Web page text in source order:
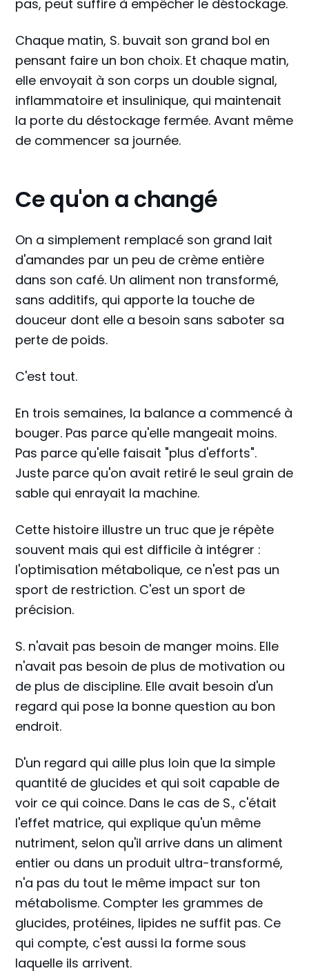
pas, peut suffire à empêcher le déstockage.
Chaque matin, S. buvait son grand bol en
pensant faire un bon choix. Et chaque matin,
elle envoyait à son corps un double signal,
inflammatoire et insulinique, qui maintenait
la porte du déstockage fermée. Avant même
de commencer sa journée.
Ce qu'on a changé
On a simplement remplacé son grand lait
d'amandes par un peu de crème entière
dans son café. Un aliment non transformé,
sans additifs, qui apporte la touche de
douceur dont elle a besoin sans saboter sa
perte de poids.
C'est tout.
En trois semaines, la balance a commencé à
bouger. Pas parce qu'elle mangeait moins.
Pas parce qu'elle faisait "plus d'efforts".
Juste parce qu'on avait retiré le seul grain de
sable qui enrayait la machine.
Cette histoire illustre un truc que je répète
souvent mais qui est difficile à intégrer :
l'optimisation métabolique, ce n'est pas un
sport de restriction. C'est un sport de
précision.
S. n'avait pas besoin de manger moins. Elle
n'avait pas besoin de plus de motivation ou
de plus de discipline. Elle avait besoin d'un
regard qui pose la bonne question au bon
endroit.
D'un regard qui aille plus loin que la simple
quantité de glucides et qui soit capable de
voir ce qui coince. Dans le cas de S., c'était
l'effet matrice, qui explique qu'un même
nutriment, selon qu'il arrive dans un aliment
entier ou dans un produit ultra-transformé,
n'a pas du tout le même impact sur ton
métabolisme. Compter les grammes de
glucides, protéines, lipides ne suffit pas. Ce
qui compte, c'est aussi la forme sous
laquelle ils arrivent.